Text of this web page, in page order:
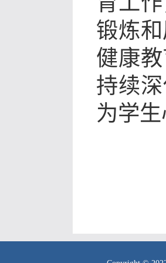
锻炼
健康
持续
为学